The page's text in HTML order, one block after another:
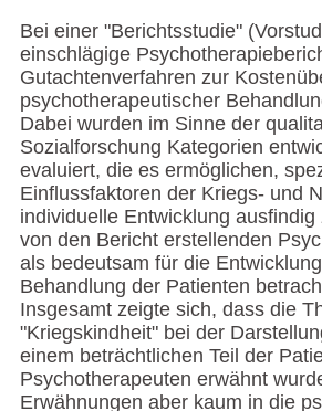
Bei einer "Berichtsstudie"
einschlägige
Gutachtenverfahren zur
psychotherapeutischer
Dabei wurden im Sinne der
Sozialforschung Kategorien
evaluiert, die es ermöglichen,
Einflussfaktoren der Kriegs- und
individuelle Entwicklung
von den Bericht erstellenden
als bedeutsam für die
Behandlung der Patienten
Insgesamt zeigte sich, dass die
"Kriegskindheit" bei der
einem beträchtlichen Teil der
Psychotherapeuten erwähnt
Erwähnungen aber kaum in die